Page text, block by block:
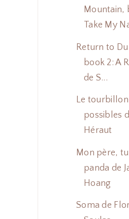
Mountain,
Take My
Return to
book 2: A
de S...
Le tourbillon
possibles
Héraut
Mon père,
panda de
Hoang
Soma de